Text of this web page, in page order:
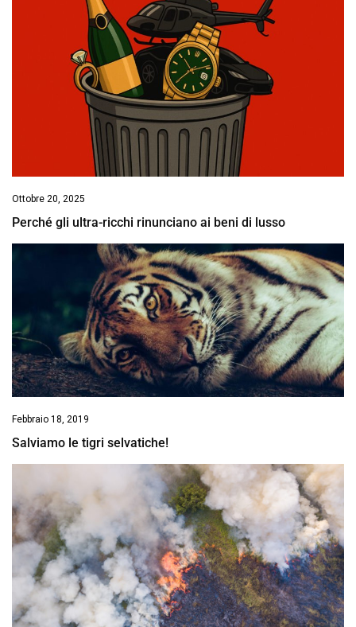
Ottobre 20, 2025
Perché gli ultra-ricchi rinunciano ai beni di lusso
Febbraio 18, 2019
Salviamo le tigri selvatiche!